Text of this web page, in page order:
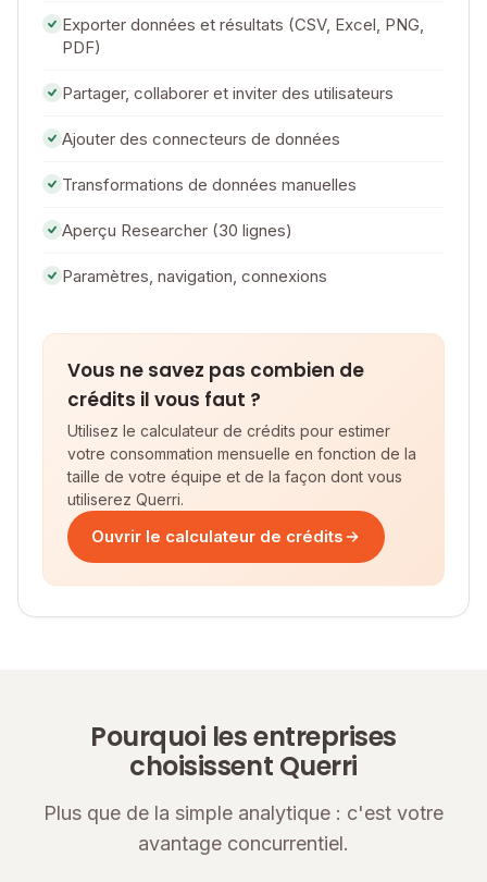
Exporter données et résultats (CSV, Excel, PNG,
PDF)
Partager, collaborer et inviter des utilisateurs
Ajouter des connecteurs de données
Transformations de données manuelles
Aperçu Researcher (30 lignes)
Paramètres, navigation, connexions
Vous ne savez pas combien de
crédits il vous faut ?
Utilisez le calculateur de crédits pour estimer
votre consommation mensuelle en fonction de la
taille de votre équipe et de la façon dont vous
utiliserez Querri.
Ouvrir le calculateur de crédits
Pourquoi les entreprises
choisissent Querri
Plus que de la simple analytique : c'est votre
avantage concurrentiel.